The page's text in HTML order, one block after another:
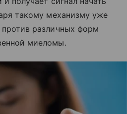
такому механизму уже
различных форм
миеломы.